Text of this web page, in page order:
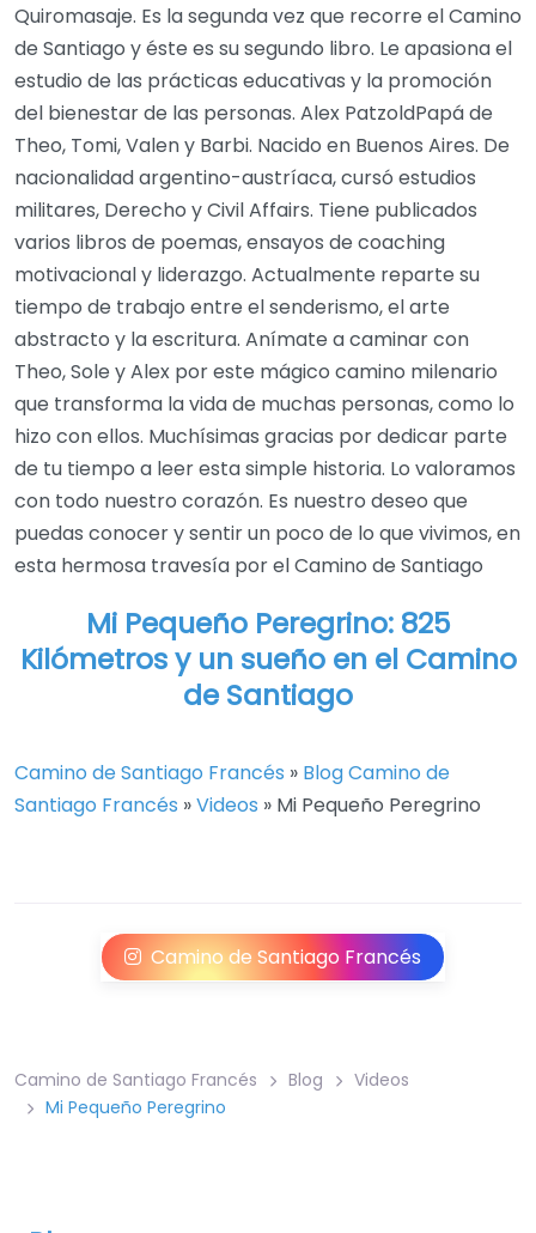
Quiromasaje. Es la segunda vez que recorre el Camino
de Santiago y éste es su segundo libro. Le apasiona el
estudio de las prácticas educativas y la promoción
del bienestar de las personas. Alex PatzoldPapá de
Theo, Tomi, Valen y Barbi. Nacido en Buenos Aires. De
nacionalidad argentino-austríaca, cursó estudios
militares, Derecho y Civil Affairs. Tiene publicados
varios libros de poemas, ensayos de coaching
motivacional y liderazgo. Actualmente reparte su
tiempo de trabajo entre el senderismo, el arte
abstracto y la escritura. Anímate a caminar con
Theo, Sole y Alex por este mágico camino milenario
que transforma la vida de muchas personas, como lo
hizo con ellos. Muchísimas gracias por dedicar parte
de tu tiempo a leer esta simple historia. Lo valoramos
con todo nuestro corazón. Es nuestro deseo que
puedas conocer y sentir un poco de lo que vivimos, en
esta hermosa travesía por el Camino de Santiago
Mi Pequeño Peregrino: 825
Kilómetros y un sueño en el Camino
de Santiago
Camino de Santiago Francés » Blog Camino de
Santiago Francés »Videos » Mi Pequeño Peregrino
Camino de Santiago Francés
Camino de Santiago Francés Blog
Videos
Mi Pequeño Peregrino